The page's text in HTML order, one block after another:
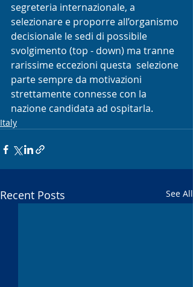
segreteria internazionale, a
selezionare e proporre all’organismo
decisionale le sedi di possibile
svolgimento (top - down) ma tranne
rarissime eccezioni questa  selezione
parte sempre da motivazioni
strettamente connesse con la
nazione candidata ad ospitarla.
Italy
Recent Posts See All